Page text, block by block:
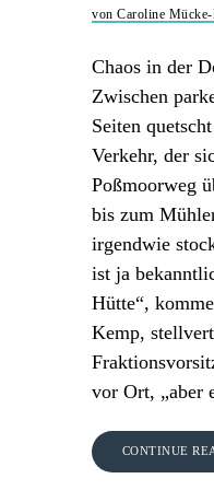
von Caroline
Chaos in der
Zwischen
Seiten
Verkehr, der
Poßmoorweg
bis zum
irgendwie
ist ja
Hütte“,
Kemp,
vor Ort, „aber
CONTINUE